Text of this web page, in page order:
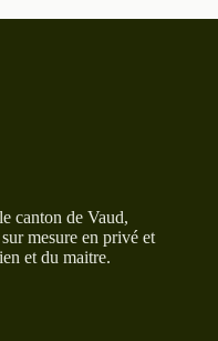
canton de Vaud,
mesure en privé et
et du maitre.